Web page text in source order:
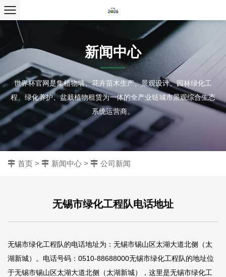
新闻中心
世界杯官网是集植物墙、花卉苗木生产、景观设计、园林绿化工
程、绿化养护、盆栽植物租赁为一体的全产业链城市景观综合生态
系统运营商。
首页 > 新闻中心 > 公司新闻
无锡市绿化工程队电话地址
无锡市绿化工程队的电话地址为：无锡市锡山区太湖大道北侧（太
湖新城）。电话号码：0510-88688000无锡市绿化工程队的地址位
于无锡市锡山区太湖大道北侧（太湖新城），这里是无锡市绿化工